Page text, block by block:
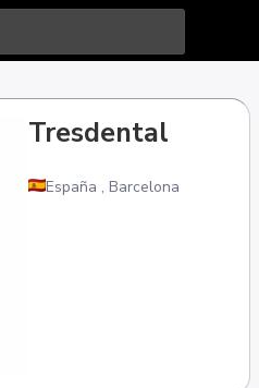
Tresdental
España , Barcelona